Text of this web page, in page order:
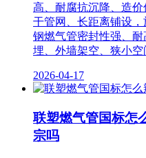
高、耐腐抗沉降、造
干管网、长距离铺设
钢燃气管密封性强、
埋、外墙架空、狭小空
2026-04-17
联塑燃气管国标怎
宗吗